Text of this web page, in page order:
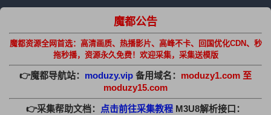
魔都公告
魔都资源全网首选：高清画质、热播影片、高峰不卡、回国优化CDN、秒
拖秒播，资源永久免费！欢迎采集，采集送模版
👉魔都导航站： moduzy.vip 备用域名： moduzy1.com 至
moduzy15.com
👉采集帮助文档： 点击前往采集教程 M3U8解析接口：